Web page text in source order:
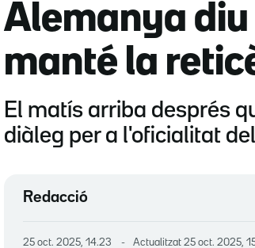
Alemanya diu
manté la
El matís arriba després
diàleg per a l'oficialitat
Redacció
25 oct. 2025, 14.23 Actualitzat 25 oct. 2025,